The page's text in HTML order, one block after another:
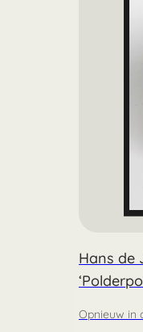
Hans de
Opnieuw in